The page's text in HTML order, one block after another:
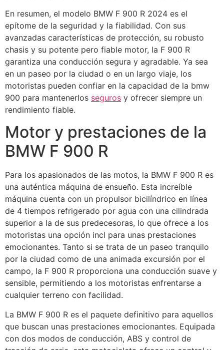
En resumen, el modelo BMW F 900 R 2024 es el
epítome de la seguridad y la fiabilidad. Con sus
avanzadas características de protección, su robusto
chasis y su potente pero fiable motor, la F 900 R
garantiza una conducción segura y agradable. Ya sea
en un paseo por la ciudad o en un largo viaje, los
motoristas pueden confiar en la capacidad de la bmw
900 para mantenerlos seguros y ofrecer siempre un
rendimiento fiable.
Motor y prestaciones de la
BMW F 900 R
Para los apasionados de las motos, la BMW F 900 R es
una auténtica máquina de ensueño. Esta increíble
máquina cuenta con un propulsor bicilíndrico en línea
de 4 tiempos refrigerado por agua con una cilindrada
superior a la de sus predecesoras, lo que ofrece a los
motoristas una opción incl para unas prestaciones
emocionantes. Tanto si se trata de un paseo tranquilo
por la ciudad como de una animada excursión por el
campo, la F 900 R proporciona una conducción suave y
sensible, permitiendo a los motoristas enfrentarse a
cualquier terreno con facilidad.
La BMW F 900 R es el paquete definitivo para aquellos
que buscan unas prestaciones emocionantes. Equipada
con dos modos de conducción, ABS y control de